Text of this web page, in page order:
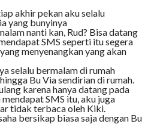
akhir pekan aku selalu
yang bunyinya
nanti kan, Rud? Bisa datang
SMS seperti itu segera
menyenangkan yang akan
selalu bermalam di rumah
Bu Via sendirian di rumah.
karena hanya datang pada
SMS itu, aku juga
tidak terbaca oleh Kiki.
bersikap biasa saja dengan Bu